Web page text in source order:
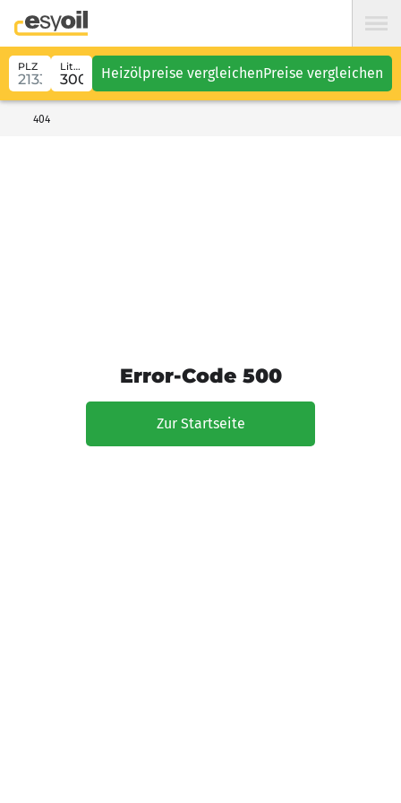
PLZ Liter Heizölpreise vergleichenPreise vergleichen
404
Error-Code 500
Zur Startseite